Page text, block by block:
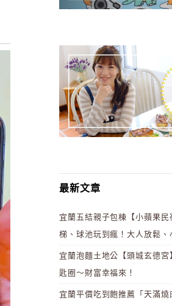
最新文章
宜蘭五結親子包棟【小蘋果
梯、球池玩到瘋！大人放鬆、
宜蘭泡麵土地公【頭城玄德
匙圈～財富幸福來！
宜蘭平價吃到飽推薦「天滿